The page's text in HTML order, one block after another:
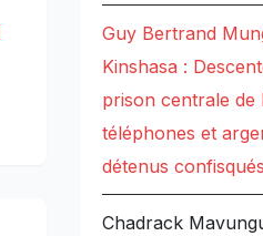
Guy Bertrand
Kinshasa :
prison centrale de
téléphones et
détenus confisqués
Chadrack